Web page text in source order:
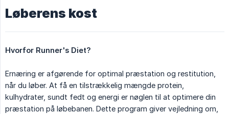
Løberens kost
Hvorfor Runner's Diet?
Ernæring er afgørende for optimal præstation og restitution,
når du løber. At få en tilstrækkelig mængde protein,
kulhydrater, sundt fedt og energi er nøglen til at optimere din
præstation på løbebanen. Dette program giver vejledning om,